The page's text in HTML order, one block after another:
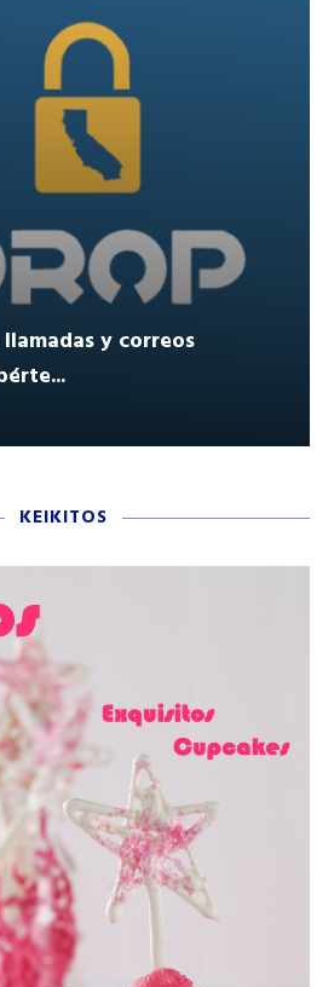
y correos
KEIKITOS